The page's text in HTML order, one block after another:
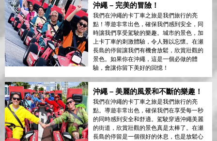
沖繩 – 完美的冒險！
我們在沖繩的卡丁車之旅是我們旅行的亮
點！導遊非常出色，確保我們感到安全，同
時讓我們享受駕駛的樂趣。城市的景色，加
上卡丁車的刺激體驗，令人難以忘懷。在瀬
長島的停留讓我們有機會放鬆，欣賞壯觀的
景色。如果你在沖繩，這是一個必做的體
驗，會讓你留下美好的回憶！
沖繩 – 美麗的風景和不斷的樂趣！
我們在沖繩的卡丁車之旅是我們旅行的亮
點。導遊非常出色，確保我們在享受每一秒
的同時感到安全和舒適。駕駛穿過沖繩美麗
的街道，欣賞壯觀的景色真是太棒了。在瀬
長島的停留是一個很好的休息，也是放鬆心